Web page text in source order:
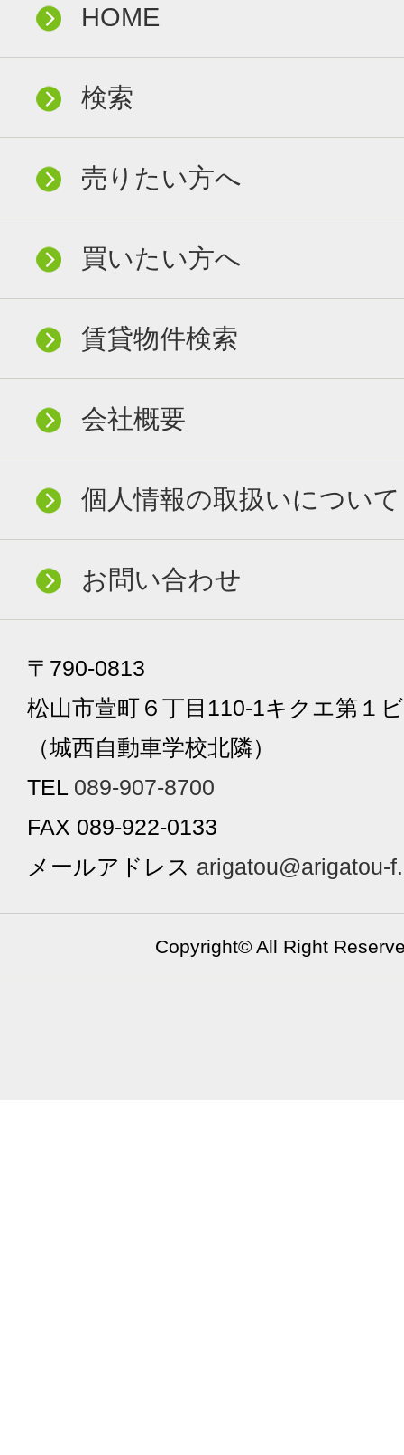
HOME
検索
売りたい方へ
買いたい方へ
賃貸物件検索
会社概要
個人情報の取扱いについて
お問い合わせ
〒790-0813
松山市萱町６丁目110-1キクエ第１
（城西自動車学校北隣）
TEL 089-907-8700
FAX 089-922-0133
メールアドレス arigatou@arigatou-
Copyright© All Right